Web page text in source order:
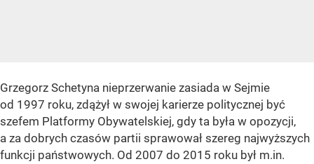
Grzegorz Schetyna nieprzerwanie zasiada w Sejmie
od 1997 roku, zdążył w swojej karierze politycznej być
szefem Platformy Obywatelskiej, gdy ta była w opozycji,
a za dobrych czasów partii sprawował szereg najwyższych
funkcji państwowych. Od 2007 do 2015 roku był m.in.